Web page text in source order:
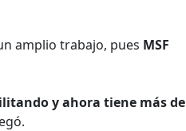
amplio trabajo, pues MSF
y ahora tiene más de